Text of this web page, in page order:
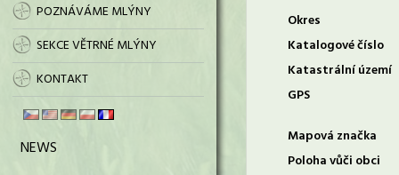
POZNÁVÁME MLÝNY
SEKCE VĚTRNÉ MLÝNY
KONTAKT
NEWS
Okres
Katalogové číslo
Katastrální území
GPS
Mapová značka
Poloha vůči obci